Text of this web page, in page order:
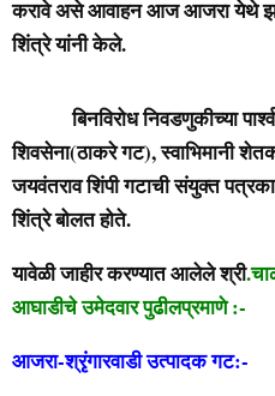
करावे असे आवाहन आज आजरा येथे
शिंत्रे यांनी केले.
बिनविरोध निवडणुकीच्या
शिवसेना(ठाकरे गट), स्वाभिमानी
जयवंतराव शिंपी गटाची संयुक्त
शिंत्रे बोलत होते.
यावेळी जाहीर करण्यात आलेले श्री
आघाडीचे उमेदवार पुढीलप्रमाणे :-
आजरा-श्रृंगारवाडी उत्पादक गट:-